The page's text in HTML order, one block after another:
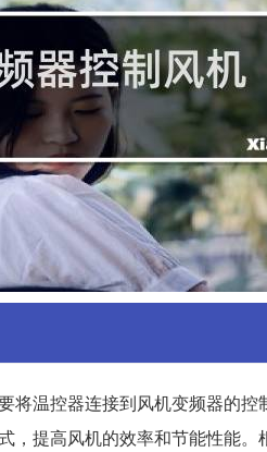
将温控器连接到风机变频器的
，提高风机的效率和节能性能